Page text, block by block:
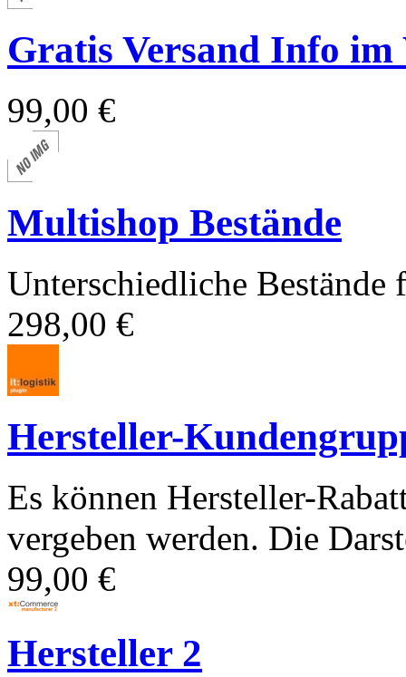
Gratis Versand Info
99,00 €
Multishop Bestände
Unterschiedliche Bestände
298,00 €
Hersteller-
Es können Hersteller-
vergeben werden. Die
99,00 €
Hersteller 2